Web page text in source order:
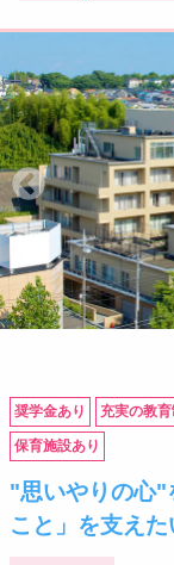
奨学金あり 充実の教
保育施設あり
"思いやりの心"
こと」を支えた